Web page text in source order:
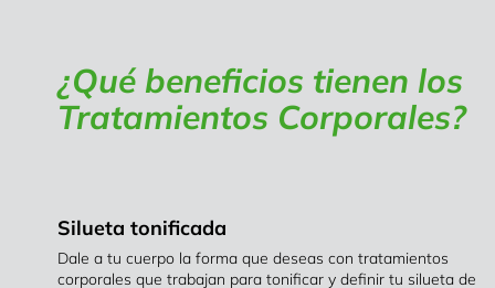
¿Qué beneficios tienen los
Tratamientos Corporales?
Silueta tonificada
Dale a tu cuerpo la forma que deseas con tratamientos
corporales que trabajan para tonificar y definir tu silueta de